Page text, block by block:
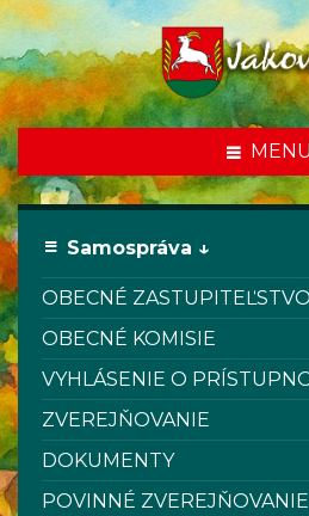
MENU
Samospráva ↓
OBECNÉ ZASTUPITEĽSTVO
OBECNÉ KOMISIE
VYHLÁSENIE O
ZVEREJŇOVANIE
DOKUMENTY
POVINNÉ ZVEREJŇOVANIE